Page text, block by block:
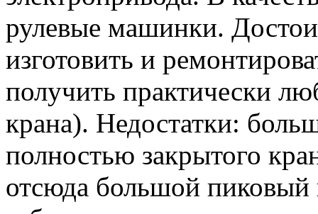
рулевые машинки.
изготовить и
получить практически
крана). Недостатки:
полностью закрытого
отсюда большой